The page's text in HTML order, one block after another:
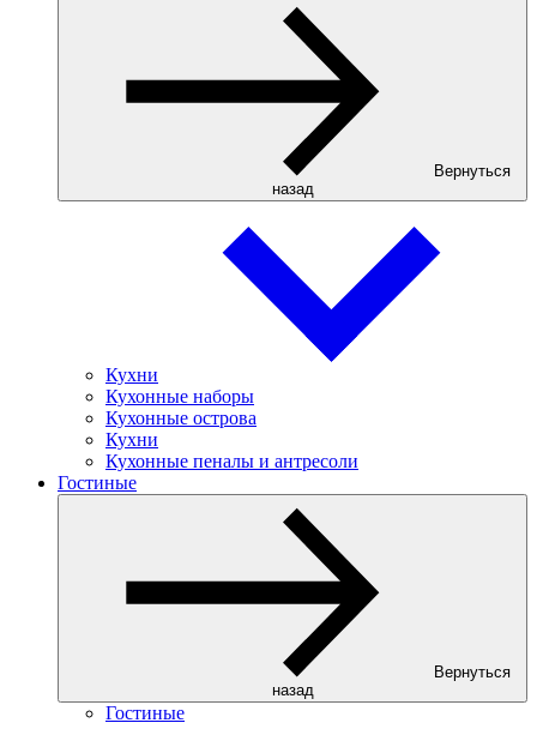
Вернуться
назад
Кухни
Кухонные наборы
Кухонные острова
Кухни
Кухонные пеналы и антресоли
Гостиные
Вернуться
назад
Гостиные